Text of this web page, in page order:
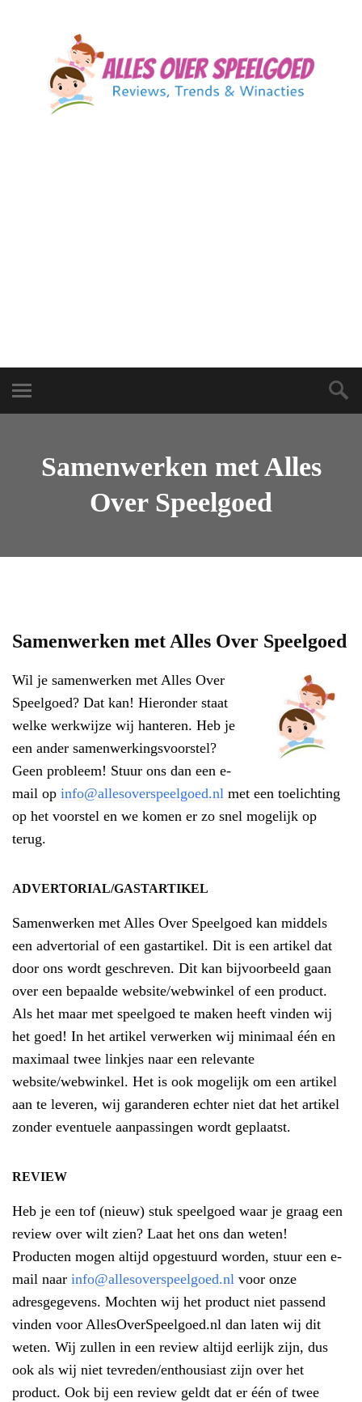
Samenwerken met Alles
Over Speelgoed
Samenwerken met Alles Over Speelgoed
Wil je samenwerken met Alles Over
Speelgoed? Dat kan! Hieronder staat
welke werkwijze wij hanteren. Heb je
een ander samenwerkingsvoorstel?
Geen probleem! Stuur ons dan een e-
mail op info@allesoverspeelgoed.nl met een toelichting
op het voorstel en we komen er zo snel mogelijk op
terug.
ADVERTORIAL/GASTARTIKEL
Samenwerken met Alles Over Speelgoed kan middels
een advertorial of een gastartikel. Dit is een artikel dat
door ons wordt geschreven. Dit kan bijvoorbeeld gaan
over een bepaalde website/webwinkel of een product.
Als het maar met speelgoed te maken heeft vinden wij
het goed! In het artikel verwerken wij minimaal één en
maximaal twee linkjes naar een relevante
website/webwinkel. Het is ook mogelijk om een artikel
aan te leveren, wij garanderen echter niet dat het artikel
zonder eventuele aanpassingen wordt geplaatst.
REVIEW
Heb je een tof (nieuw) stuk speelgoed waar je graag een
review over wilt zien? Laat het ons dan weten!
Producten mogen altijd opgestuurd worden, stuur een e-
mail naar info@allesoverspeelgoed.nl voor onze
adresgegevens. Mochten wij het product niet passend
vinden voor AllesOverSpeelgoed.nl dan laten wij dit
weten. Wij zullen in een review altijd eerlijk zijn, dus
ook als wij niet tevreden/enthousiast zijn over het
product. Ook bij een review geldt dat er één of twee